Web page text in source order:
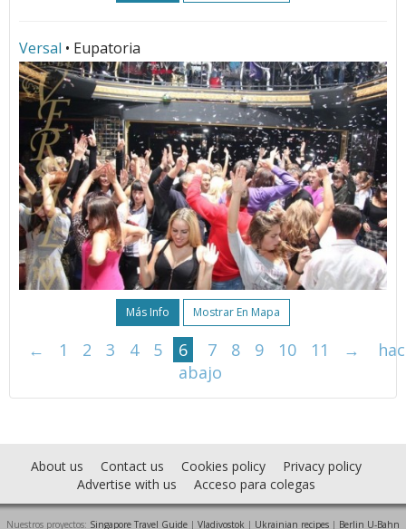
Versal • Eupatoria
Más Info Mostrar En Mapa
← 1 2 3 4 5 6 7 8 9 10 11 →
abajo
About us Contact us Cookies policy
Privacy policy
Advertise with us
Acceso para colegas
Nuestros proyectos: Singapore Travel Guide | Vladivostok | Ukrainian recipes | Berlin U-Bahn